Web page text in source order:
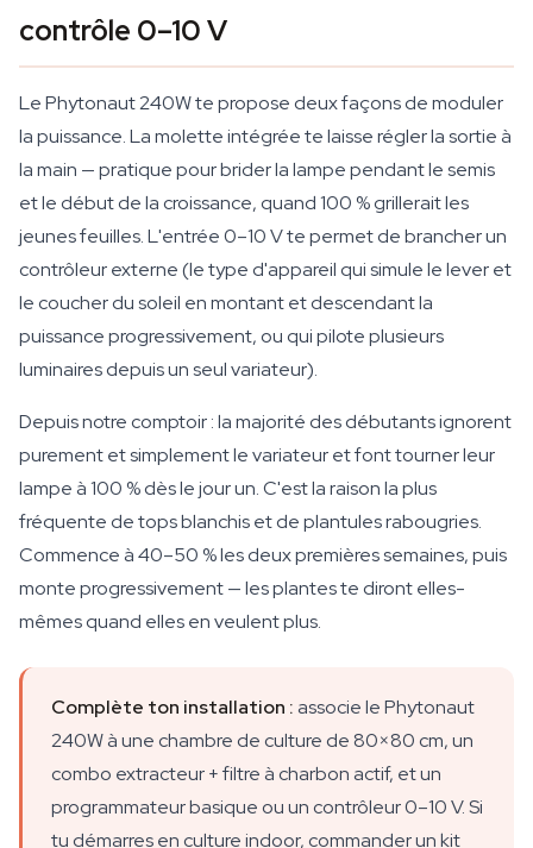
contrôle 0–10 V
Le Phytonaut 240W te propose deux façons de moduler
la puissance. La molette intégrée te laisse régler la sortie à
la main — pratique pour brider la lampe pendant le semis
et le début de la croissance, quand 100 % grillerait les
jeunes feuilles. L'entrée 0–10 V te permet de brancher un
contrôleur externe (le type d'appareil qui simule le lever et
le coucher du soleil en montant et descendant la
puissance progressivement, ou qui pilote plusieurs
luminaires depuis un seul variateur).
Depuis notre comptoir : la majorité des débutants ignorent
purement et simplement le variateur et font tourner leur
lampe à 100 % dès le jour un. C'est la raison la plus
fréquente de tops blanchis et de plantules rabougries.
Commence à 40–50 % les deux premières semaines, puis
monte progressivement — les plantes te diront elles-
mêmes quand elles en veulent plus.
Complète ton installation :associe le Phytonaut
240W à une chambre de culture de 80×80 cm, un
combo extracteur + filtre à charbon actif, et un
programmateur basique ou un contrôleur 0–10 V. Si
tu démarres en culture indoor, commander un kit